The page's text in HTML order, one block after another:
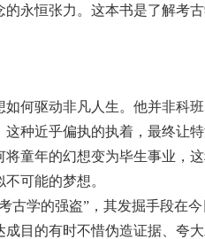
永恒张力。这本书是了解考古
何驱动非凡人生。他并非科
种近乎偏执的执着，最终让特
童年的幻想变为毕生事业，
可能的梦想。
古学的强盗”，其发掘手段在
目的有时不惜伪造证据、夸